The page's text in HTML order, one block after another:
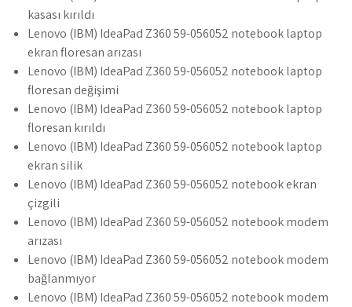
kasası kırıldı
Lenovo (IBM) IdeaPad Z360 59-056052 notebook laptop
ekran floresan arızası
Lenovo (IBM) IdeaPad Z360 59-056052 notebook laptop
floresan değişimi
Lenovo (IBM) IdeaPad Z360 59-056052 notebook laptop
floresan kırıldı
Lenovo (IBM) IdeaPad Z360 59-056052 notebook laptop
ekran silik
Lenovo (IBM) IdeaPad Z360 59-056052 notebook ekran
çizgili
Lenovo (IBM) IdeaPad Z360 59-056052 notebook modem
arızası
Lenovo (IBM) IdeaPad Z360 59-056052 notebook modem
bağlanmıyor
Lenovo (IBM) IdeaPad Z360 59-056052 notebook modem